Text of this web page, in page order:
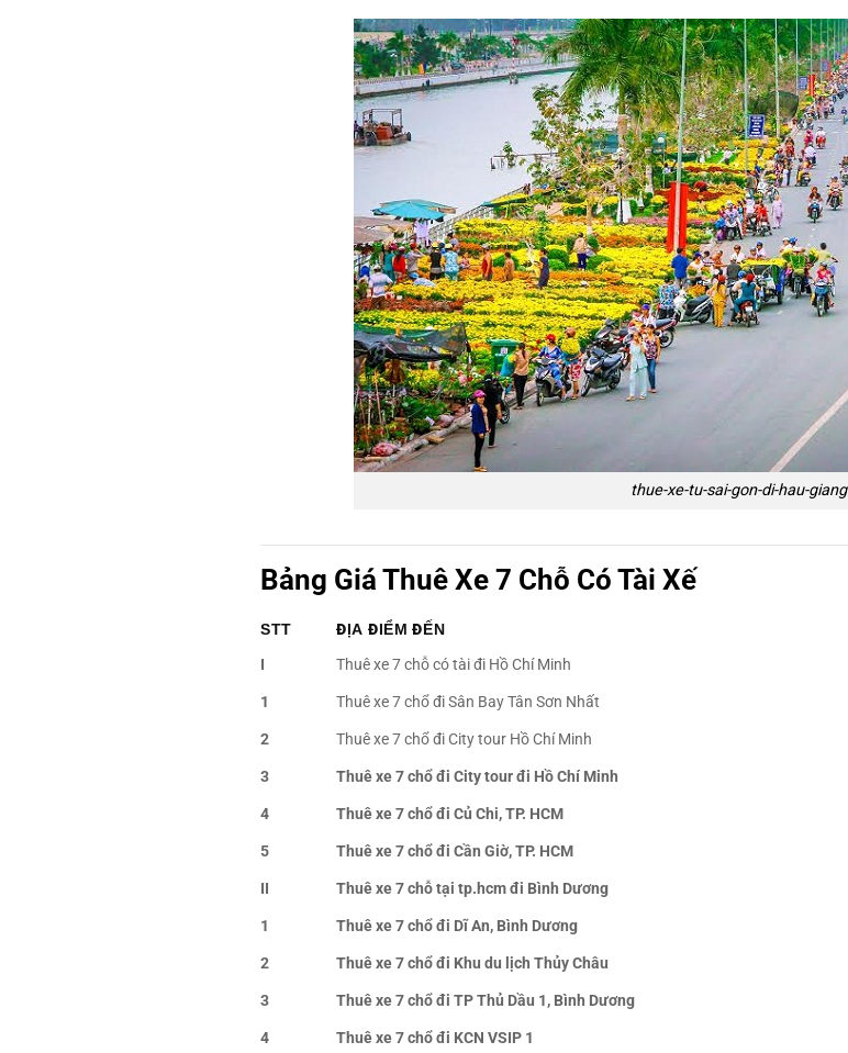
thue-xe-tu-sai-gon-di-hau-giang
Bảng Giá Thuê Xe 7 Chỗ Có Tài Xế
STT ĐỊA ĐIỂM ĐẾN
I
Thuê xe 7 chỗ có tài đi Hồ Chí Minh
1
Thuê xe 7 chổ đi Sân Bay Tân Sơn Nhất
2
Thuê xe 7 chổ đi City tour Hồ Chí Minh
3
Thuê xe 7 chổ đi City tour đi Hồ Chí Minh
4
Thuê xe 7 chổ đi Củ Chi, TP. HCM
5
Thuê xe 7 chổ đi Cần Giờ, TP. HCM
II
Thuê xe 7 chỗ tại tp.hcm đi Bình Dương
1
Thuê xe 7 chổ đi Dĩ An, Bình Dương
2
Thuê xe 7 chổ đi Khu du lịch Thủy Châu
3
Thuê xe 7 chổ đi TP Thủ Dầu 1, Bình Dương
4
Thuê xe 7 chổ đi KCN VSIP 1